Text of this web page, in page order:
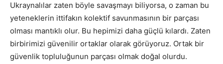
Ukraynalılar zaten böyle savaşmayı biliyorsa, o zaman bu
yeteneklerin ittifakın kolektif savunmasının bir parçası
olması mantıklı olur. Bu hepimizi daha güçlü kılardı. Zaten
birbirimizi güvenilir ortaklar olarak görüyoruz. Ortak bir
güvenlik topluluğunun parçası olmak doğal olurdu.